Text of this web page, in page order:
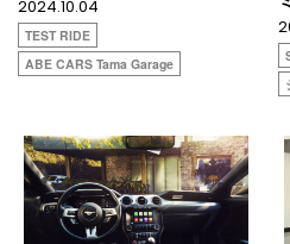
2024.10.04
TEST RIDE
ABE CARS Tama Garage